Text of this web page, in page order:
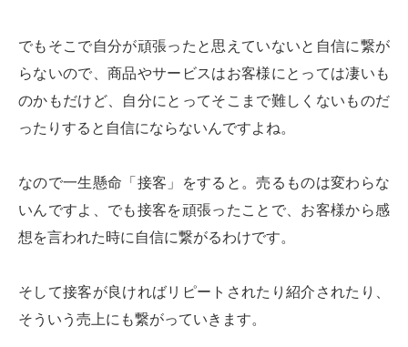
でもそこで自分が頑張ったと思えていないと自信に繋が
らないので、商品やサービスはお客様にとっては凄いも
のかもだけど、自分にとってそこまで難しくないものだ
ったりすると自信にならないんですよね。
なので一生懸命「接客」をすると。売るものは変わらな
いんですよ、でも接客を頑張ったことで、お客様から感
想を言われた時に自信に繋がるわけです。
そして接客が良ければリピートされたり紹介されたり、
そういう売上にも繋がっていきます。